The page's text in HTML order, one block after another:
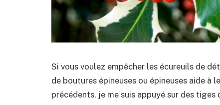
Si vous voulez empêcher les écureuils de
de boutures épineuses ou épineuses aide à
précédents, je me suis appuyé sur des